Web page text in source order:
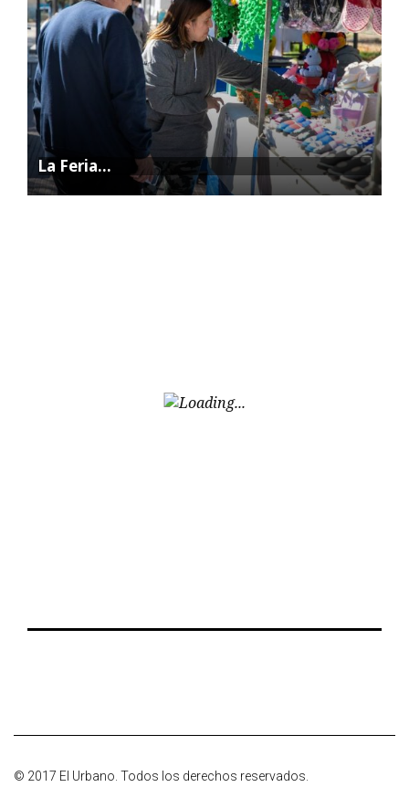
La Feria…
© 2017 El Urbano. Todos los derechos reservados.